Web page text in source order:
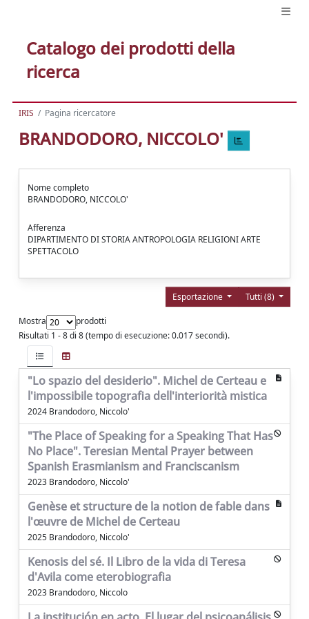
Catalogo dei prodotti della
ricerca
IRIS Pagina ricercatore
BRANDODORO, NICCOLO'
Nome completo
BRANDODORO, NICCOLO'
Afferenza
DIPARTIMENTO DI STORIA ANTROPOLOGIA RELIGIONI ARTE
SPETTACOLO
Tutti (8)
Esportazione
Mostra
prodotti
Risultati 1 - 8 di 8 (tempo di esecuzione: 0.017 secondi).
"Lo spazio del desiderio". Michel de Certeau e
l'impossibile topografia dell'interiorità mistica
2024 Brandodoro, Niccolo'
"The Place of Speaking for a Speaking That Has
No Place". Teresian Mental Prayer between
Spanish Erasmianism and Franciscanism
2023 Brandodoro, Niccolo'
Genèse et structure de la notion de fable dans
l'œuvre de Michel de Certeau
2025 Brandodoro, Niccolo'
Kenosis del sé. Il Libro de la vida di Teresa
d'Avila come eterobiografia
2023 Brandodoro, Niccolo